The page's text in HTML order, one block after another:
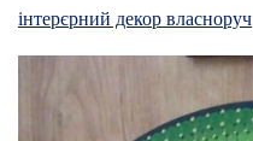
інтерєрний декор власноруч